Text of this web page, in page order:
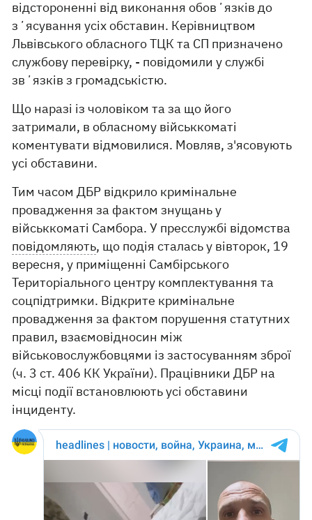
відстороненні від виконання обовʼязків до
зʼясування усіх обставин. Керівництвом
Львівського обласного ТЦК та СП призначено
службову перевірку, - повідомили у службі
звʼязків з громадськістю.
Що наразі із чоловіком та за що його
затримали, в обласному військкоматі
коментувати відмовилися. Мовляв, з'ясовують
усі обставини.
Тим часом ДБР відкрило кримінальне
провадження за фактом знущань у
військкоматі Самбора. У пресслужбі відомства
повідомляють, що подія сталась у вівторок, 19
вересня, у приміщенні Самбірського
Територіального центру комплектування та
соцпідтримки. Відкрите кримінальне
провадження за фактом порушення статутних
правил, взаємовідносин між
військовослужбовцями із застосуванням зброї
(ч. 3 ст. 406 КК України). Працівники ДБР на
місці події встановлюють усі обставини
інциденту.